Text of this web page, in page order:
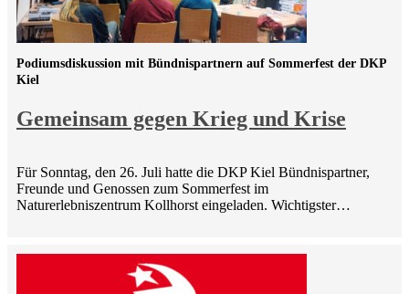
Gemeinsam gegen Krieg und Krise
Podiumsdiskussion mit Bündnispartnern auf Sommerfest der DKP
Kiel
Für Sonntag, den 26. Juli hatte die DKP Kiel Bündnispartner,
Freunde und Genossen zum Sommerfest im
Naturerlebniszentrum Kollhorst eingeladen. Wichtigster…